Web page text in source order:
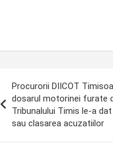
Procurorii DIICOT
dosarul motorinei furate
Tribunalului Timis le-a
sau clasarea acuzatiilor